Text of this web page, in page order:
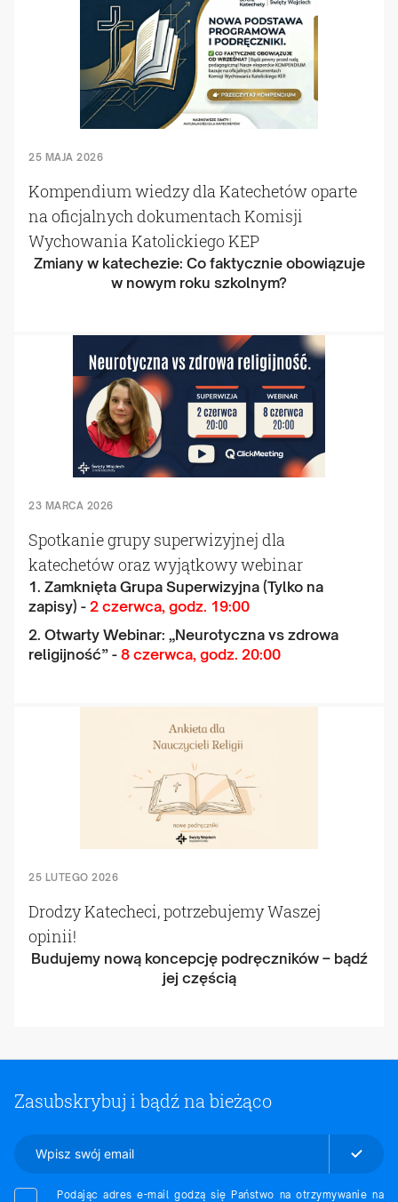
25 MAJA 2026
Kompendium wiedzy dla Katechetów oparte
na oficjalnych dokumentach Komisji
Wychowania Katolickiego KEP
Zmiany w katechezie: Co faktycznie obowiązuje
w nowym roku szkolnym?
23 MARCA 2026
Spotkanie grupy superwizyjnej dla
katechetów oraz wyjątkowy webinar
1. Zamknięta Grupa Superwizyjna (Tylko na
zapisy) - 2 czerwca, godz. 19:00
2. Otwarty Webinar: „Neurotyczna vs zdrowa
religijność” - 8 czerwca, godz. 20:00
25 LUTEGO 2026
Drodzy Katecheci, potrzebujemy Waszej
opinii!
Budujemy nową koncepcję podręczników – bądź
jej częścią
Zasubskrybuj i bądź na bieżąco
Podając adres e-mail godzą się Państwo na otrzymywanie na